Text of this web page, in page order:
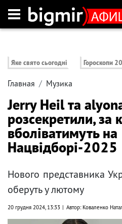
Яке свято сьогодні Гороскопи
Главная Музика
Jerry Heil та
розсекретили, за
вболіватимуть на
Нацвідборі-2025
Нового представника
оберуть у лютому
20 грудня 2024, 13:33 Автор: Коваленко